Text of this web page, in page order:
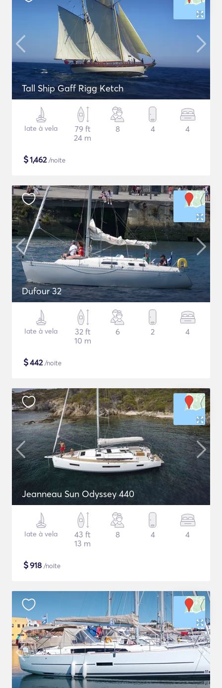
Tall Ship Gaff Rigg Ketch
Iate à vela
79 ft
24 m
8 4 4
$1,462/noite
Dufour 32
Iate à vela
32 ft
10 m
6 2 4
$442/noite
Jeanneau Sun Odyssey 440
Iate à vela
43 ft
13 m
8 4 4
$918 /noite